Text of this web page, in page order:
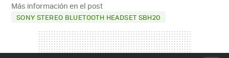
Más información en el post
SONY STEREO BLUETOOTH HEADSET SBH20